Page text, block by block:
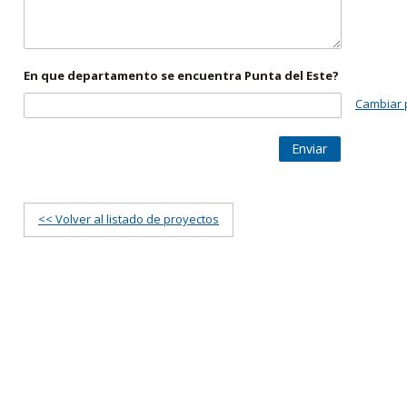
En que departamento se encuentra Punta del Este?
Cambiar
Enviar
<< Volver al listado de proyectos